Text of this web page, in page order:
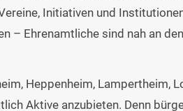
Initiativen und
– Ehrenamtliche sind nah an
Heppenheim,
Aktive anzubieten. Denn